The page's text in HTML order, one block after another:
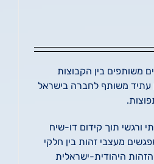
משותפים בין הקבוצות
עתיד משותף לחברה בישראל
ורגשי תוך קידום דו-שיח
מעצבי זהות בין חלקי
היהודית-ישראלית